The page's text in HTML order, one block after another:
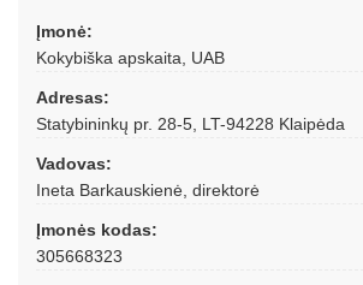
Įmonė:
Kokybiška apskaita, UAB
Adresas:
Statybininkų pr. 28-5, LT-94228 Klaipėda
Vadovas:
Ineta Barkauskienė, direktorė
Įmonės kodas:
305668323